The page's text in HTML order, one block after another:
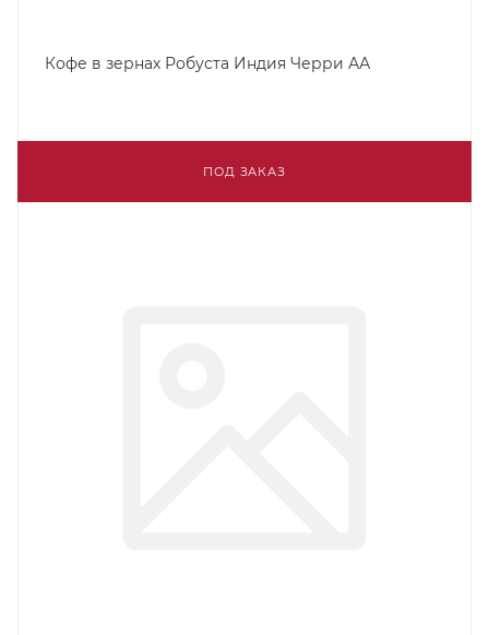
Кофе в зернах Робуста Индия Черри АА
ПОД ЗАКАЗ